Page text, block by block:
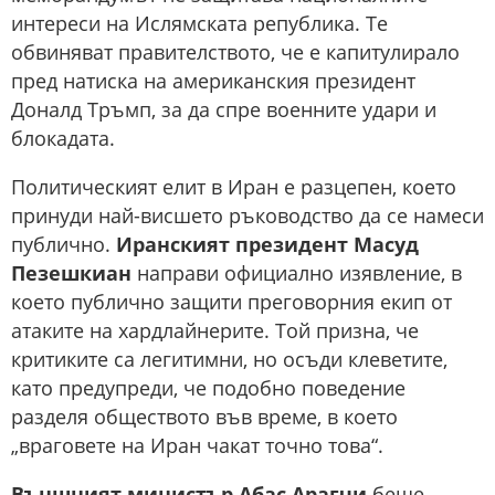
интереси на Ислямската република. Те
обвиняват правителството, че е капитулирало
пред натиска на американския президент
Доналд Тръмп, за да спре военните удари и
блокадата.
Политическият елит в Иран е разцепен, което
принуди най-висшето ръководство да се намеси
публично. Иранският президент Масуд
Пезешкиан направи официално изявление, в
което публично защити преговорния екип от
атаките на хардлайнерите. Той призна, че
критиките са легитимни, но осъди клеветите,
като предупреди, че подобно поведение
разделя обществото във време, в което
„враговете на Иран чакат точно това“.